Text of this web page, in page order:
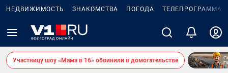
НЕДВИЖИМОСТЬ ЗНАКОМСТВА ПОГОДА ТЕЛЕПРОГРАММА
Участницу шоу «Мама в 16» обвинили в домогательстве